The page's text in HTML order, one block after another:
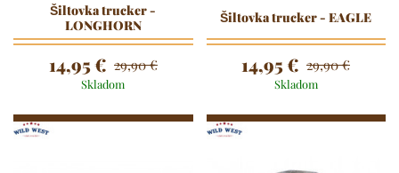
Šiltovka trucker -
LONGHORN
14,95 € 29,90 €
Skladom
Šiltovka trucker - EAGLE
14,95 € 29,90 €
Skladom